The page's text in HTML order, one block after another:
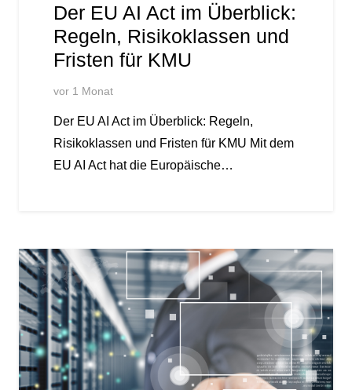
Der EU AI Act im Überblick:
Regeln, Risikoklassen und
Fristen für KMU
vor 1 Monat
Der EU AI Act im Überblick: Regeln,
Risikoklassen und Fristen für KMU Mit dem
EU AI Act hat die Europäische…